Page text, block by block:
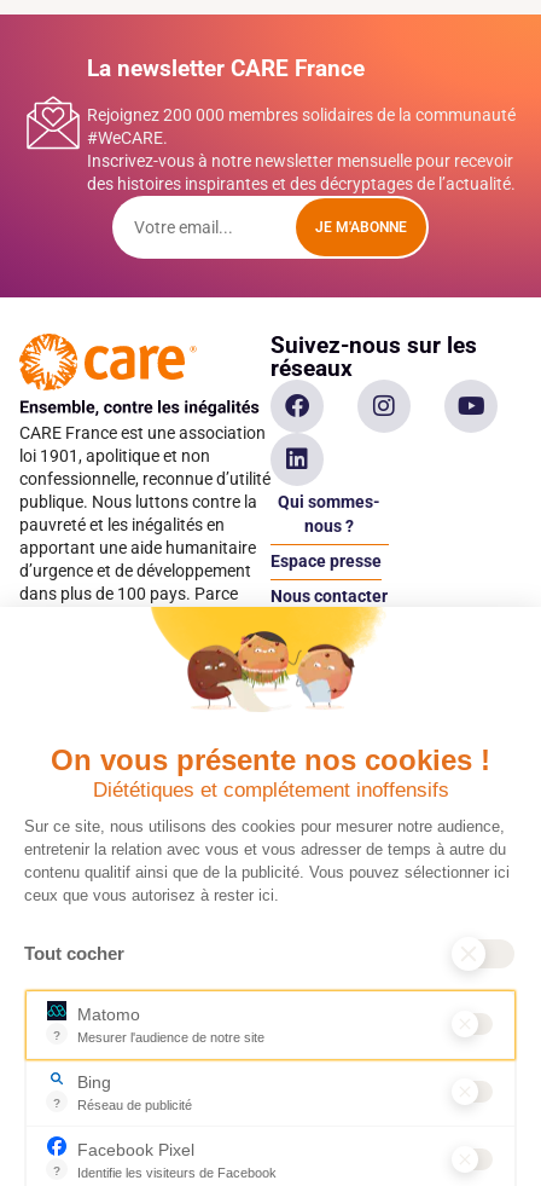
On vous présente nos cookies !
Diététiques et complétement inoffensifs
Sur ce site, nous utilisons des cookies pour mesurer notre audience,
entretenir la relation avec vous et vous adresser de temps à autre du
contenu qualitif ainsi que de la publicité. Vous pouvez sélectionner ici
ceux que vous autorisez à rester ici.
Tout cocher
?
Matomo
Mesurer l'audience de notre site
Outil analytique (alternative à Google Analytics) collectant des
?
Bing
Réseau de publicité
?
Facebook Pixel
Identifie les visiteurs de Facebook
La newsletter CARE France
Rejoignez 200 000 membres solidaires de la communauté
#WeCARE.
Inscrivez-vous à notre newsletter mensuelle pour recevoir
des histoires inspirantes et des décryptages de l’actualité.
JE M'ABONNE
CARE France est une association
loi 1901, apolitique et non
confessionnelle, reconnue d’utilité
publique. Nous luttons contre la
pauvreté et les inégalités en
apportant une aide humanitaire
d’urgence et de développement
dans plus de 100 pays. Parce
qu’elles sont les premières
victimes des inégalités, CARE met
les femmes et les filles au cœur
Suivez-nous sur les
réseaux
Qui sommes-
nous ?
Espace presse
Nous contacter
Espace
donateur
Quels avantages fiscaux ?
Chaque don effectué à une
association reconnue d’utilité
publique comme CARE, est
déductible jusqu’à 75 % de l’impôt
sur le revenu. Modalités de
déduction, déclaration des dons
ce qu’il faut savoir sur la
France pour exprimer votre
générosité et optimiser votre
fiscalité en toute confiance.
En savoir plus
Donner en confiance
Vos dons sont
déductibles à 75 % de
vos impôts. Depuis
plus de 15 ans, CARE
France est une
est essentielle pour